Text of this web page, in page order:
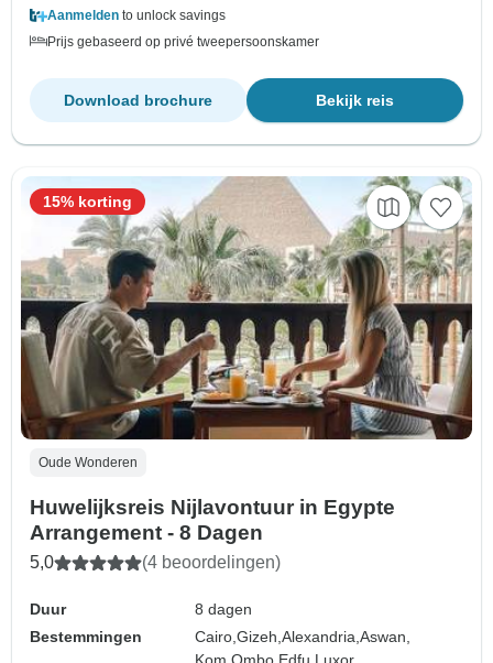
Aanmelden to unlock savings
Prijs gebaseerd op privé tweepersoonskamer
Bekijk reis
Download brochure
Oude Wonderen
Huwelijksreis Nijlavontuur in Egypte
Arrangement - 8 Dagen
5,0 (4 beoordelingen)
Duur
8 dagen
Bestemmingen
Cairo,Gizeh,Alexandria,Aswan,
15% korting